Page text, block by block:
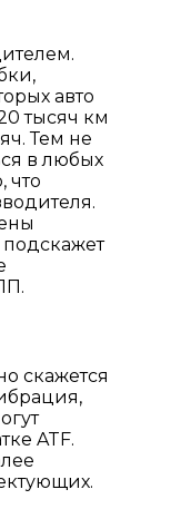
авто
тысяч км
Тем не
в любых
что
скажется
ATF.